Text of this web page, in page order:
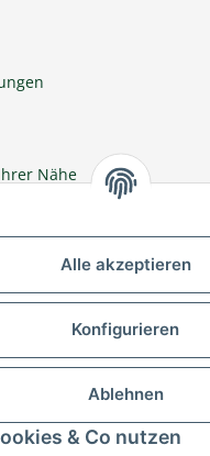
Alle akzeptieren
Konfigurieren
Ablehnen
& Co nutzen
Nähe
nord.de wechseln
& Zahlungsmöglichkeiten